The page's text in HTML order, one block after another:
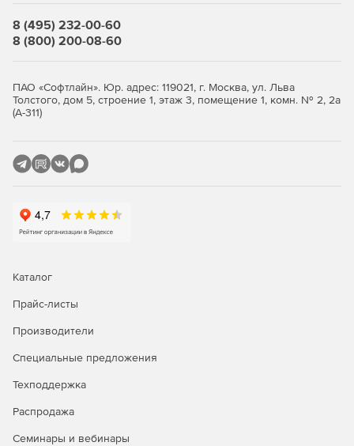
8 (495) 232-00-60
8 (800) 200-08-60
ПАО «Софтлайн». Юр. адрес: 119021, г. Москва, ул. Льва
Толстого, дом 5, строение 1, этаж 3, помещение 1, комн. № 2, 2а
(А-311)
Каталог
Прайс-листы
Производители
Специальные предложения
Техподдержка
Распродажа
Семинары и вебинары